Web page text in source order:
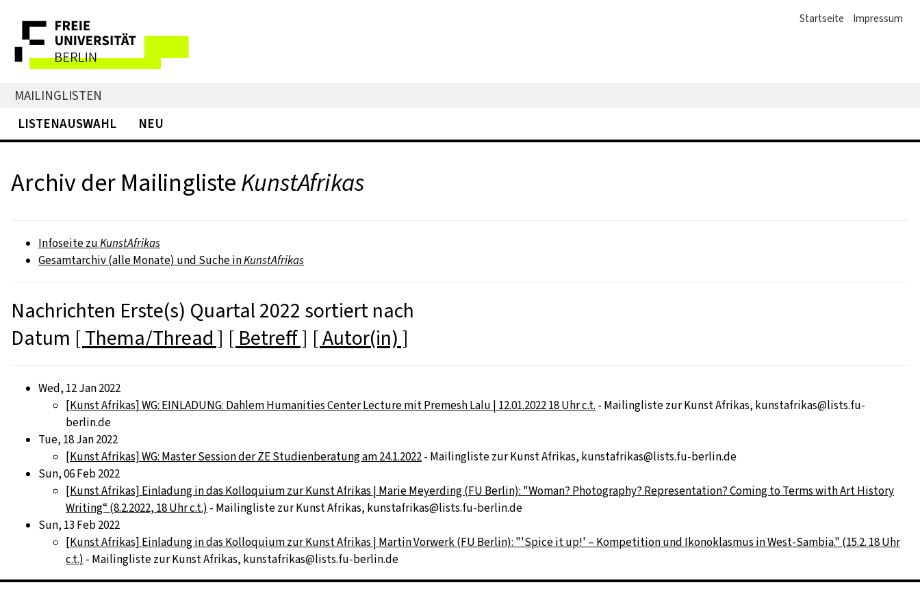
Startseite Impressum
MAILINGLISTEN
LISTENAUSWAHL
NEU
Archiv der MailinglisteKunstAfrikas
Infoseite zuKunstAfrikas
Gesamtarchiv (alle Monate) und Suche inKunstAfrikas
Nachrichten Erste(s) Quartal 2022 sortiert nach
Datum [ Thema/Thread ] [ Betreff ] [ Autor(in) ]
Wed, 12 Jan 2022
[Kunst Afrikas] WG: EINLADUNG: Dahlem Humanities Center Lecture mit Premesh Lalu | 12.01.2022 18 Uhr c.t. - Mailingliste zur Kunst Afrikas, kunstafrikas@lists.fu-
berlin.de
Tue, 18 Jan 2022
[Kunst Afrikas] WG: Master Session der ZE Studienberatung am 24.1.2022- Mailingliste zur Kunst Afrikas, kunstafrikas@lists.fu-berlin.de
Sun, 06 Feb 2022
[Kunst Afrikas] Einladung in das Kolloquium zur Kunst Afrikas | Marie Meyerding (FU Berlin): "Woman? Photography? Representation? Coming to Terms with Art History
Writing“ (8.2.2022, 18 Uhr c.t.) - Mailingliste zur Kunst Afrikas, kunstafrikas@lists.fu-berlin.de
Sun, 13 Feb 2022
[Kunst Afrikas] Einladung in das Kolloquium zur Kunst Afrikas | Martin Vorwerk (FU Berlin): "'Spice it up!' – Kompetition und Ikonoklasmus in West-Sambia." (15.2. 18 Uhr
c.t.) - Mailingliste zur Kunst Afrikas, kunstafrikas@lists.fu-berlin.de